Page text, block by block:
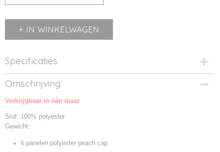
IN WINKELWAGEN
Specificaties
Productcode
MB6135-01
Productcode leverancier
Omschrijving
Verkrijgbaar in één maat
Stof: 100% polyester
Gewicht:
6 panelen polyester peach cap